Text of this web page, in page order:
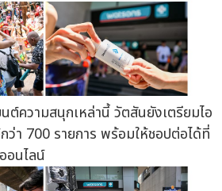
ต์ความสนุกเหล่านี้ วัตสันยังเตรียมไอ
า 700 รายการ พร้อมให้ชอปต่อได้ที่
อนไลน์